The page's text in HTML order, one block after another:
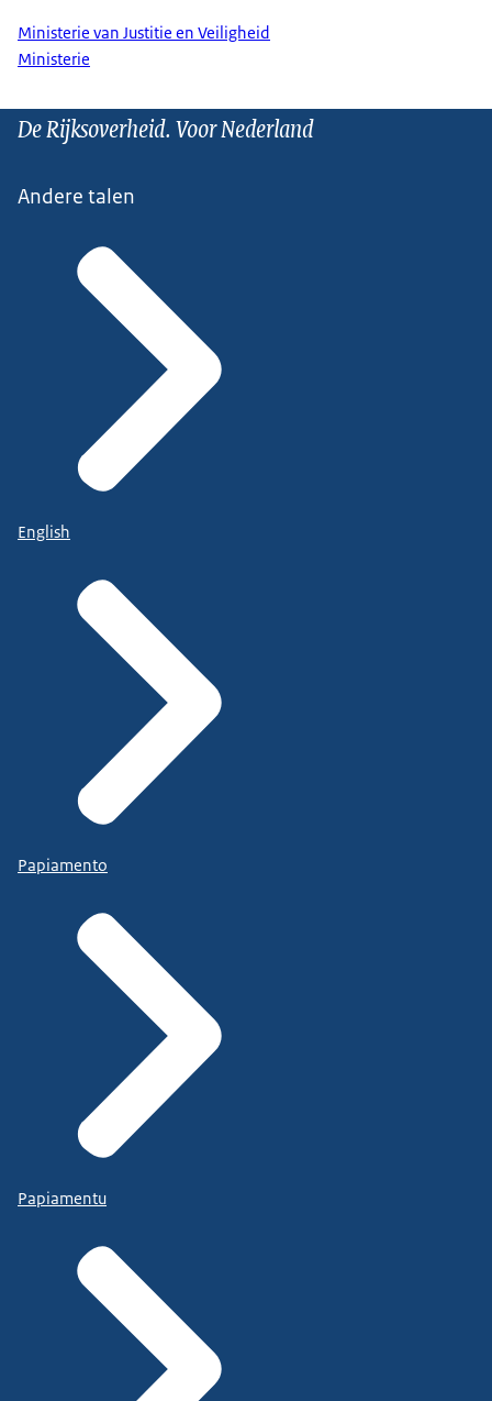
Ministerie van Justitie en Veiligheid
Ministerie
De Rijksoverheid. Voor Nederland
Andere talen
English
Papiamento
Papiamentu